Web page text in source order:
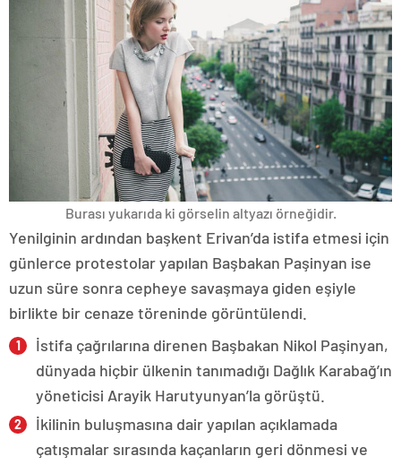
Burası yukarıda ki görselin altyazı örneğidir.
Yenilginin ardından başkent Erivan’da istifa etmesi için
günlerce protestolar yapılan Başbakan Paşinyan ise
uzun süre sonra cepheye savaşmaya giden eşiyle
birlikte bir cenaze töreninde görüntülendi.
İstifa çağrılarına direnen Başbakan Nikol Paşinyan,
dünyada hiçbir ülkenin tanımadığı Dağlık Karabağ’ın
yöneticisi Arayik Harutyunyan’la görüştü.
İkilinin buluşmasına dair yapılan açıklamada
çatışmalar sırasında kaçanların geri dönmesi ve